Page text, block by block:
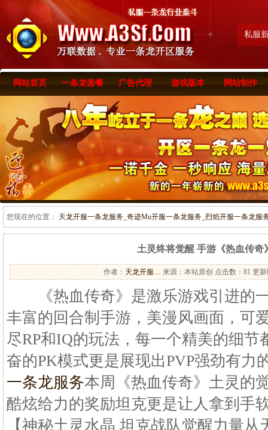
私服
网站首页 一条龙套餐 广告代理 游戏版本 网站制作
您现在的位置： 天龙开服一条龙服务_奇迹Mu开服一条龙服务_烈焰开服一条龙服
土灵终将觉醒 手游《热血传奇
作者： 天龙开服… 来源：本站原创 点击数： 81 更新
《热血传奇》是激乐游戏引进的
丰富的回合制手游，美漫风画面，可
尽RP和IQ的玩法，每一个精美的细
奋的PK模式更是展现出PVP强劲有力
一条龙服务本周《热血传奇》土灵的
酷炫给力的奖励坦克更是让人拿到手
【神秘土灵水晶 坦克战队觉醒力量